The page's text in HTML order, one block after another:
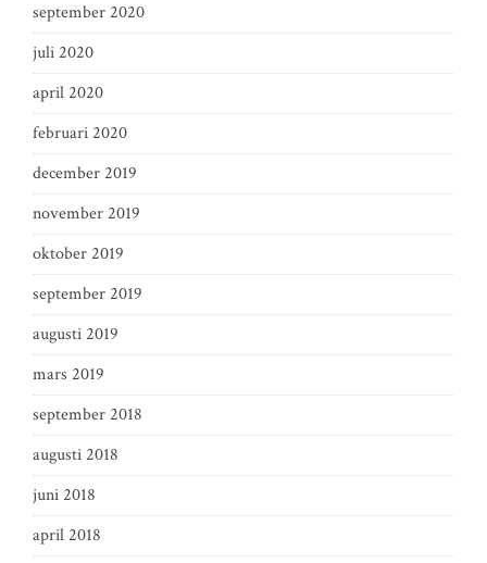
september 2020
juli 2020
april 2020
februari 2020
december 2019
november 2019
oktober 2019
september 2019
augusti 2019
mars 2019
september 2018
augusti 2018
juni 2018
april 2018